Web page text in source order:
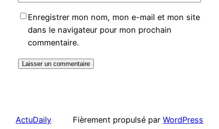
Enregistrer mon nom, mon e-mail et mon site
dans le navigateur pour mon prochain
commentaire.
ActuDaily Fièrement propulsé par WordPress